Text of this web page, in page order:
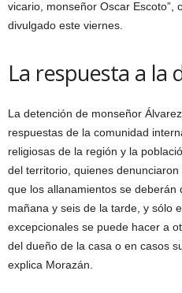
vicario, monseñor Oscar Escoto”,
divulgado este viernes.
La respuesta a la
La detención de monseñor
respuestas de la comunidad
religiosas de la región y la
del territorio, quienes
que los allanamientos se deberán
mañana y seis de la tarde, y sólo
excepcionales se puede hacer a
del dueño de la casa o en casos
explica Morazán.